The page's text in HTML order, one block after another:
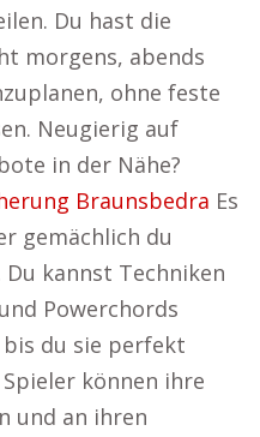
Du hast die
morgens, abends
ohne feste
Neugierig auf
in der Nähe?
Braunsbedra Es
gemächlich du
kannst Techniken
Powerchords
du sie perfekt
können ihre
und an ihren